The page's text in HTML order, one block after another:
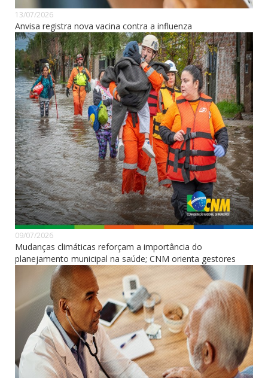
13/07/2026
Anvisa registra nova vacina contra a influenza
09/07/2026
Mudanças climáticas reforçam a importância do
planejamento municipal na saúde; CNM orienta gestores